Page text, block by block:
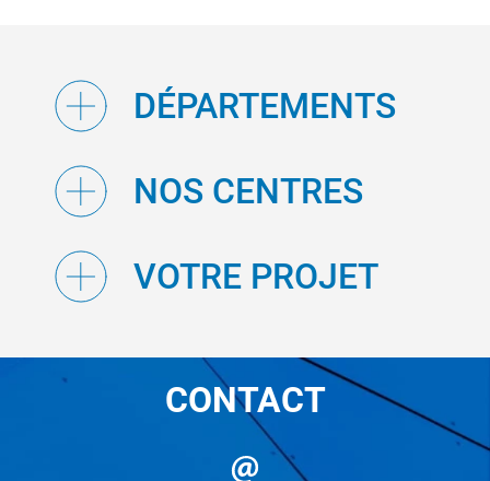
DÉPARTEMENTS
NOS CENTRES
VOTRE PROJET
CONTACT